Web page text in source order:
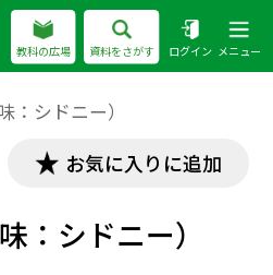
教科の広場 資料をさがす ログイン メニュー
シドニー）
お気に入りに追加
シドニー）